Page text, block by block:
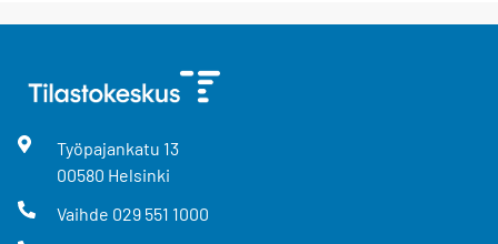
Työpajankatu 13
00580 Helsinki
Vaihde 029 551 1000